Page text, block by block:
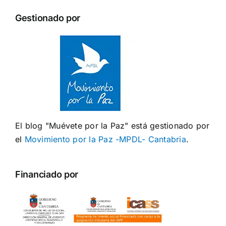
Gestionado por
El blog "Muévete por la Paz" está gestionado por
el Movimiento por la Paz -MPDL- Cantabria.
Financiado por